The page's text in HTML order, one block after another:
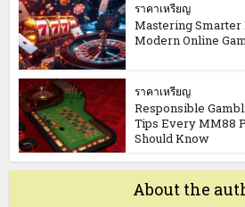
ราคาเหรียญ
Mastering Smarter
Modern Online
ราคาเหรียญ
Responsible
Tips Every MM88
Should Know
About the